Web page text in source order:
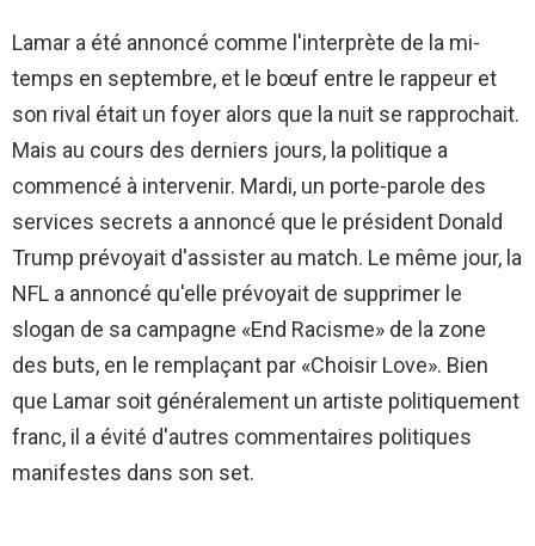
Lamar a été annoncé comme l'interprète de la mi-
temps en septembre, et le bœuf entre le rappeur et
son rival était un foyer alors que la nuit se rapprochait.
Mais au cours des derniers jours, la politique a
commencé à intervenir. Mardi, un porte-parole des
services secrets a annoncé que le président Donald
Trump prévoyait d'assister au match. Le même jour, la
NFL a annoncé qu'elle prévoyait de supprimer le
slogan de sa campagne «End Racisme» de la zone
des buts, en le remplaçant par «Choisir Love». Bien
que Lamar soit généralement un artiste politiquement
franc, il a évité d'autres commentaires politiques
manifestes dans son set.